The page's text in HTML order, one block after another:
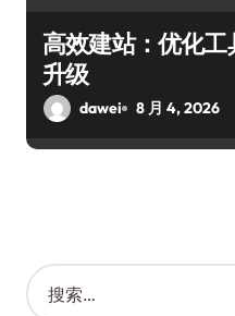
高效建站：优化
升级
dawei 8 月 4, 2026
搜
索